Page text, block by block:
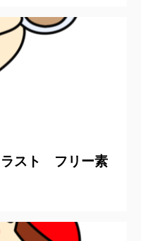
ラスト フリー素